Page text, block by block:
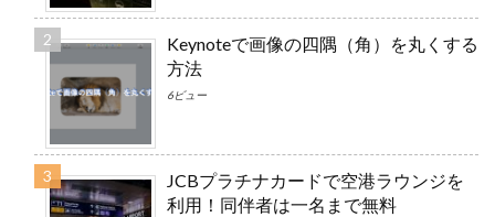
Keynoteで画像の四隅（角）を丸くする
方法
6ビュー
JCBプラチナカードで空港ラウンジを
利用！同伴者は一名まで無料